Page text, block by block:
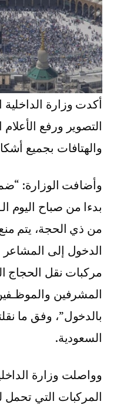
أكدت وزارة الداخلية
التصوير ورفع
والهتافات بجميع
وأضافت الوزارة:
من ذي الحجة، يتم
الدخول إلى
مركبات نقل الحجاج
المشرفين
بالدخول”، وفق ما
السعودية.
وواصلت وزارة
المركبات التي